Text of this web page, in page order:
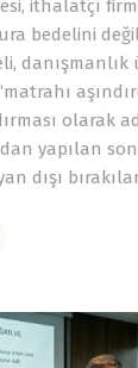
ithalatçı
bedelini
olarak
yapılan
dışı